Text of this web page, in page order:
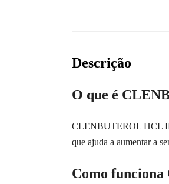
Descrição
O que é
CLENBUTEROL HCL
que ajuda a aumentar a
Como